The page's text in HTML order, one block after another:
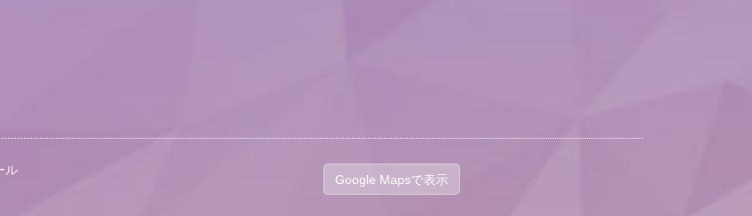
ル
Google Mapsで表示